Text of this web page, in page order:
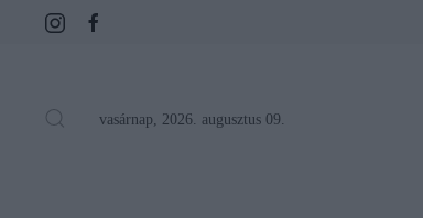
vasárnap, 2026. augusztus 09.